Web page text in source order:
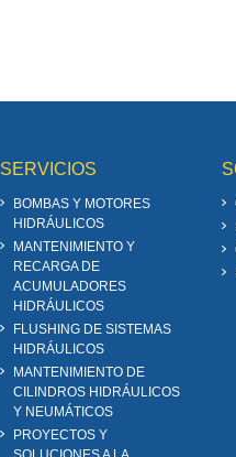
SERVICIOS
BOMBAS Y MOTORES
HIDRÁULICOS
MANTENIMIENTO Y
RECARGA DE
ACUMULADORES
HIDRÁULICOS
FLUSHING DE SISTEMAS
HIDRÁULICOS
MANTENIMIENTO DE
CILINDROS HIDRÁULICOS
Y NEUMÁTICOS
PROYECTOS Y